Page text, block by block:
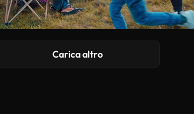
Carica altro